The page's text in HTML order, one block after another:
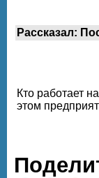
Рассказал:
Кто работает
этом